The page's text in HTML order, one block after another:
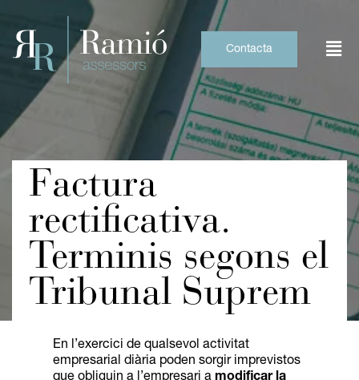
content
Contacta
Factura
rectificativa.
Terminis segons el
Tribunal Suprem
En l’exercici de qualsevol activitat
empresarial diària poden sorgir imprevistos
que obliguin a l’empresari a modificar la